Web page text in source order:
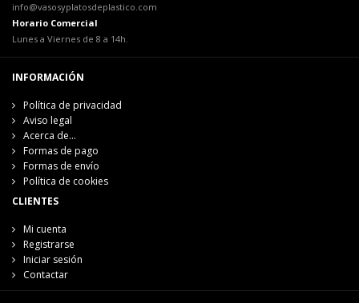
info@vasosyplatosdeplastico.com
Horario Comercial
Lunes a Viernes de 8 a 14h.
INFORMACIÓN
Política de privacidad
Aviso legal
Acerca de...
Formas de pago
Formas de envío
Política de cookies
CLIENTES
Mi cuenta
Registrarse
Iniciar sesión
Contactar